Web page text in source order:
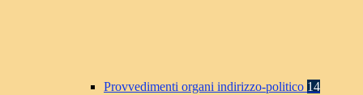
Provvedimenti organi indirizzo-politico 14